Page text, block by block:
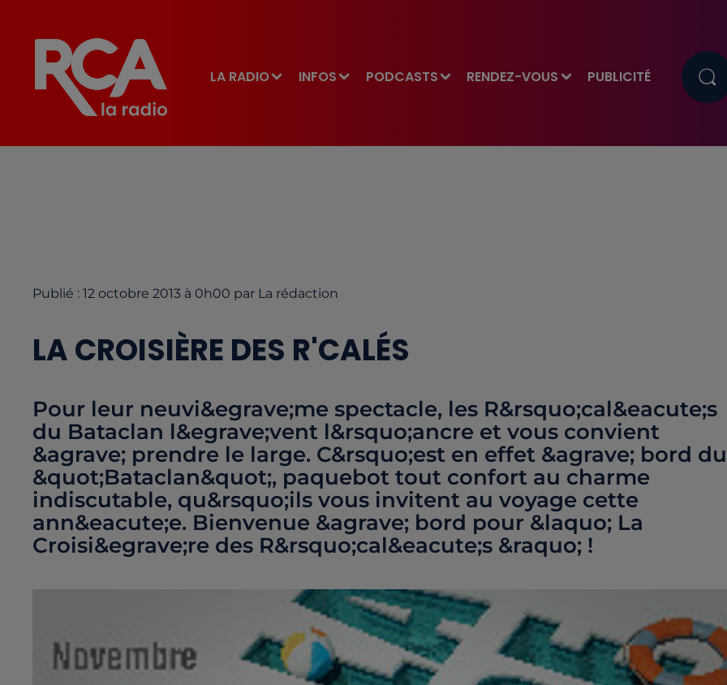
LA RADIO INFOS PODCASTS RENDEZ-VOUS PUBLICITÉ
Publié : 12 octobre 2013 à 0h00 par La rédaction
LA CROISIÈRE DES R'CALÉS
Pour leur neuvi&egrave;me spectacle, les R&rsquo;cal&eacute;s
du Bataclan l&egrave;vent l&rsquo;ancre et vous convient
&agrave; prendre le large. C&rsquo;est en effet &agrave; bord du
&quot;Bataclan&quot;, paquebot tout confort au charme
indiscutable, qu&rsquo;ils vous invitent au voyage cette
ann&eacute;e. Bienvenue &agrave; bord pour &laquo; La
Croisi&egrave;re des R&rsquo;cal&eacute;s &raquo; !